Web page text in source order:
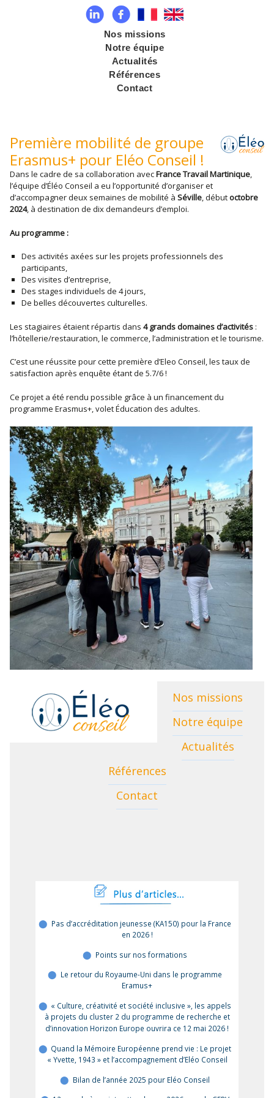
Nos missions
Notre équipe
Actualités
Références
Contact
Première mobilité de groupe
Erasmus+ pour Eléo Conseil !
Dans le cadre de sa collaboration avecFrance Travail Martinique,
l’équipe d’Éléo Conseil a eu l’opportunité d’organiser et
d’accompagner deux semaines de mobilité à Séville, début octobre
2024, à destination de dix demandeurs d’emploi.
Au programme :
Des activités axées sur les projets professionnels des
participants,
Des visites d’entreprise,
Des stages individuels de 4 jours,
De belles découvertes culturelles.
Les stagiaires étaient répartis dans 4 grands domaines d’activités:
l’hôtellerie/restauration, le commerce, l’administration et le tourisme.
C’est une réussite pour cette première d’Eleo Conseil, les taux de
satisfaction après enquête étant de 5.7/6 !
Ce projet a été rendu possible grâce à un financement du
programme Erasmus+, volet Éducation des adultes.
Nos missions
Notre équipe
Actualités
Références
Contact
Pas d’accréditation jeunesse (KA150) pour la France
en 2026 !
Points sur nos formations
Le retour du Royaume-Uni dans le programme
Eramus+
« Culture, créativité et société inclusive », les appels
à projets du cluster 2 du programme de recherche et
d’innovation Horizon Europe ouvrira ce 12 mai 2026 !
Quand la Mémoire Européenne prend vie : Le projet
« Yvette, 1943 » et l’accompagnement d’Eléo Conseil
Bilan de l’année 2025 pour Eléo Conseil